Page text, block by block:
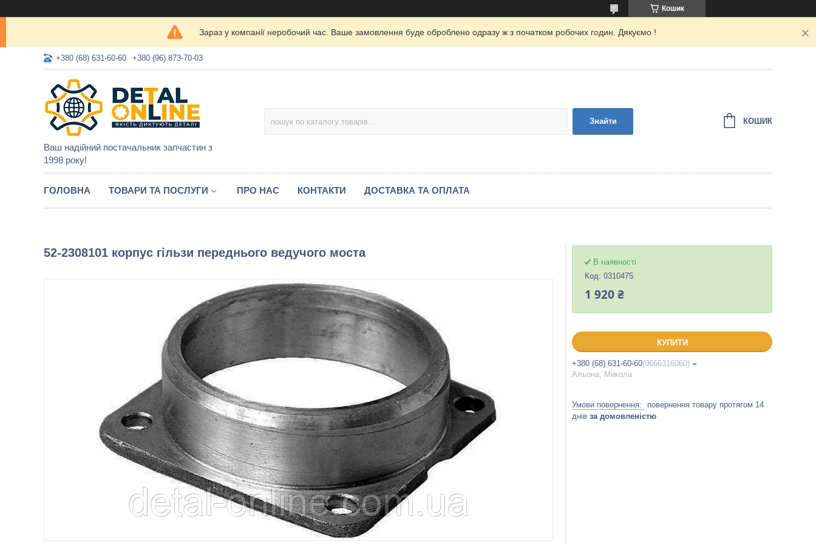
Кошик
Зараз у компанії неробочий час. Ваше замовлення буде оброблено одразу ж з початком робочих годин. Дякуємо !
+380 (68) 631-60-60 +380 (96) 873-70-03
Ваш надійний постачальник запчастин з
1998 року!
Знайти КОШИК
ГОЛОВНА ТОВАРИ ТА ПОСЛУГИ ПРО НАС КОНТАКТИ ДОСТАВКА ТА ОПЛАТА
52-2308101 корпус гільзи переднього ведучого моста
В наявності
Код: 0310475
1 920 ₴
КУПИТИ
+380 (68) 631-60-60 0666316060
Альона, Микола
повернення товару протягом 14
днів за домовленістю